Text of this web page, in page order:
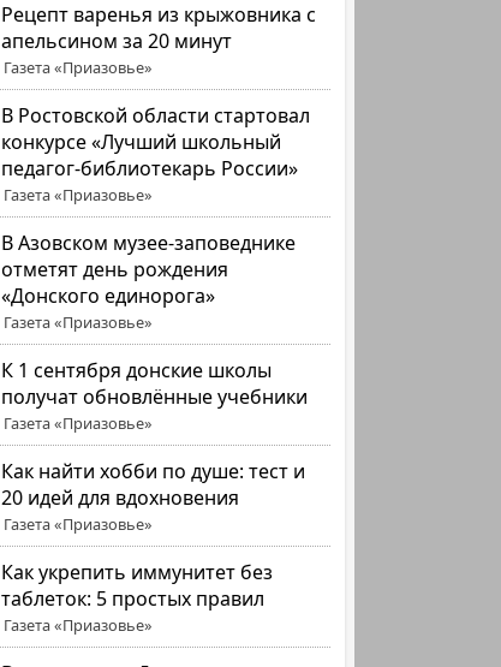
Рецепт варенья из крыжовника с
апельсином за 20 минут
Газета «Приазовье»
В Ростовской области стартовал
конкурсе «Лучший школьный
педагог-библиотекарь России»
Газета «Приазовье»
В Азовском музее-заповеднике
отметят день рождения
«Донского единорога»
Газета «Приазовье»
К 1 сентября донские школы
получат обновлённые учебники
Газета «Приазовье»
Как найти хобби по душе: тест и
20 идей для вдохновения
Газета «Приазовье»
Как укрепить иммунитет без
таблеток: 5 простых правил
Газета «Приазовье»